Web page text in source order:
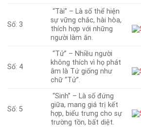
Số: 3
“Tài” – Là số thể hiện
sự vững chắc, hài hòa,
thích hợp với những
người làm ăn.
Số: 4
“Tử” – Nhiều người
không thích vì họ phát
âm là Tứ giống như
chữ “Tử”.
Số: 5
“Sinh” – Là số đứng
giữa, mang giá trị kết
hợp, biểu trưng cho sự
trường tồn, bất diệt.